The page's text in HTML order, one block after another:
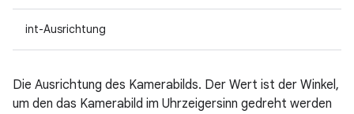
int-Ausrichtung
Die Ausrichtung des Kamerabilds. Der Wert ist der Winkel,
um den das Kamerabild im Uhrzeigersinn gedreht werden